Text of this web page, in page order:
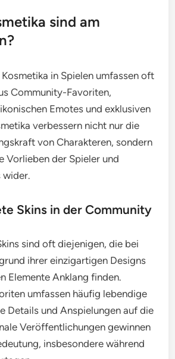
sind am
in Spielen umfassen oft
Community-Favoriten,
Emotes und exklusiven
verbessern nicht nur die
von Charakteren, sondern
Vorlieben der Spieler und
wider.
Skins in der Community
sind oft diejenigen, die bei
ihrer einzigartigen Designs
Elemente Anklang finden.
umfassen häufig lebendige
Details und Anspielungen auf die
Veröffentlichungen gewinnen
insbesondere während